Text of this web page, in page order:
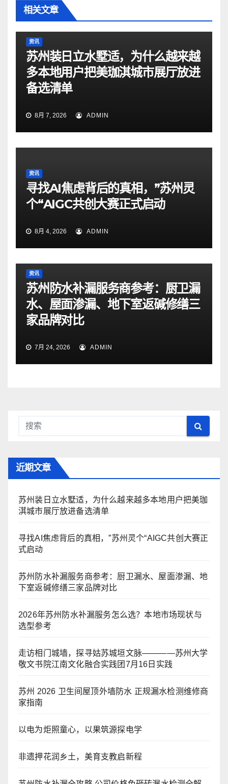
相关文章
资讯
苏州装日立水墅适，为什么越来越
多本地用户把美珈淇城市展厅放进
备选清单
8月 7, 2026 ADMIN
资讯
寻找AI焦虑背后的真相，”苏州灵
个“AIGC共创大赛正式启动
8月 4, 2026 ADMIN
资讯
苏州防水补漏服务商参考：厨卫漏
水、屋面渗漏、地下室返碱修缮三
家品牌对比
7月 24, 2026 ADMIN
近期文章
苏州装日立水墅适，为什么越来越多本地用户把美珈
淇城市展厅放进备选清单
寻找AI焦虑背后的真相，”苏州灵个“AIGC共创大赛正
式启动
苏州防水补漏服务商参考：厨卫漏水、屋面渗漏、地
下室返碱修缮三家品牌对比
2026年苏州防水补漏服务怎么选？本地市场现状与
选型参考
走访相门城墙，探寻姑苏城垣文脉————苏州大学
敬文书院江南文化融合实践团7月16日实践
苏州 2026 卫生间屋顶外墙防水 正规漏水检测维修商
家指南
以电为炬照童心，以果筑源探电学
非遗押花润乡土，美育支教启新程